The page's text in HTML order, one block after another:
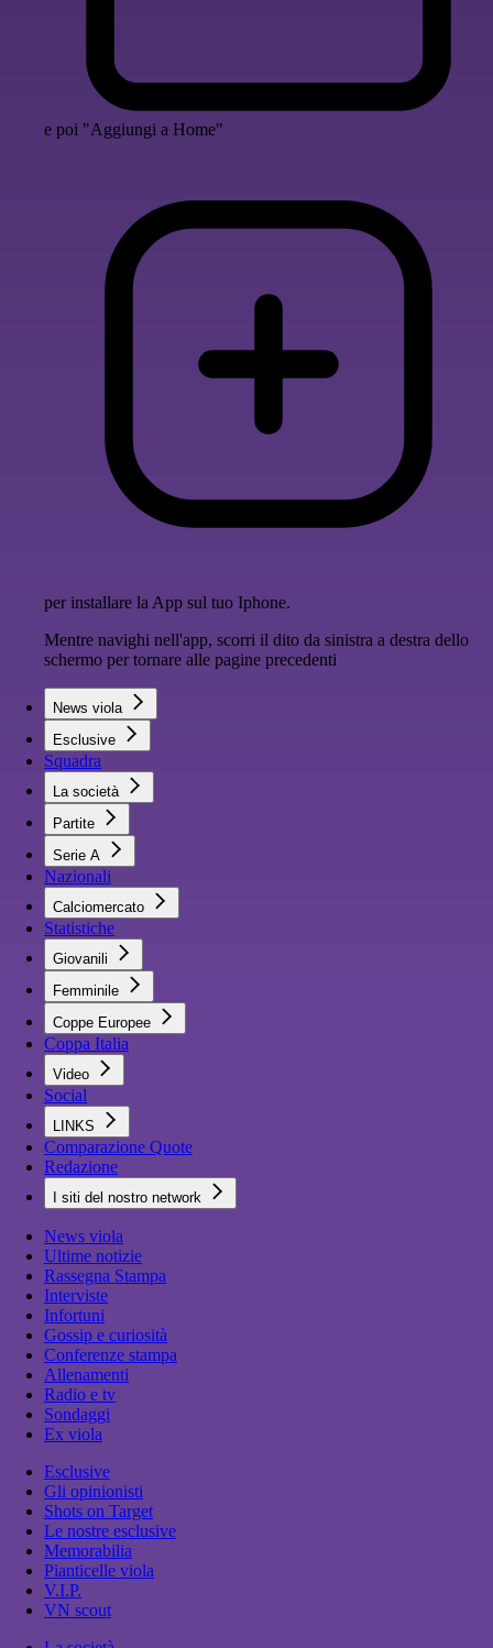
e poi "Aggiungi a Home"
per installare la App sul tuo Iphone.
Mentre navighi nell'app, scorri il dito da sinistra a destra dello
schermo per tornare alle pagine precedenti
News viola
Esclusive
Squadra
La società
Partite
Serie A
Nazionali
Calciomercato
Statistiche
Giovanili
Femminile
Coppe Europee
Coppa Italia
Video
Social
LINKS
Comparazione Quote
Redazione
I siti del nostro network
News viola
Ultime notizie
Rassegna Stampa
Interviste
Infortuni
Gossip e curiosità
Conferenze stampa
Allenamenti
Radio e tv
Sondaggi
Ex viola
Esclusive
Gli opinionisti
Shots on Target
Le nostre esclusive
Memorabilia
Pianticelle viola
V.I.P.
VN scout